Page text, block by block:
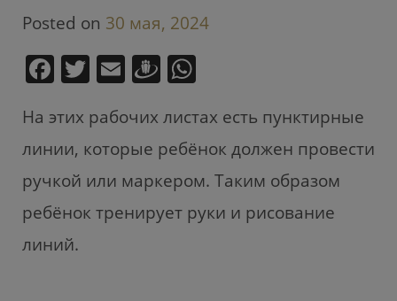
Posted on 30 мая, 2024
F
c
e
b
o
o
T
itt
er
E
ai
l
D
u
gi
e
m
at
s
A
p
На этих рабочих листах есть пунктирные
линии, которые ребёнок должен провести
ручкой или маркером. Таким образом
ребёнок тренирует руки и рисование
линий.